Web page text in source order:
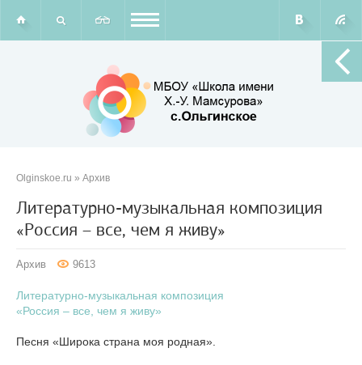
Olginskoe.ru » Архив
Литературно-музыкальная композиция
«Россия – все, чем я живу»
Архив 9613
Литературно-музыкальная композиция
«Россия – все, чем я живу»
Песня «Широка страна моя родная».